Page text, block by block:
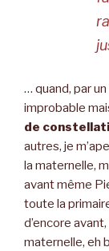
… quand, par
improbable
de
autres, je
la maternelle,
avant même
toute la
d’encore
maternelle, eh